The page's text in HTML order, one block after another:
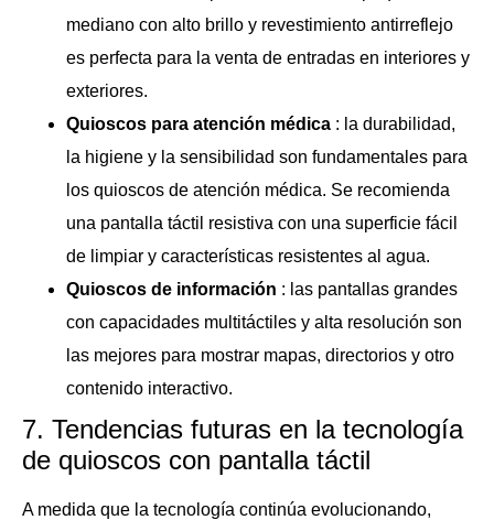
mediano con alto brillo y revestimiento antirreflejo
es perfecta para la venta de entradas en interiores y
exteriores.
Quioscos para atención médica : la durabilidad,
la higiene y la sensibilidad son fundamentales para
los quioscos de atención médica. Se recomienda
una pantalla táctil resistiva con una superficie fácil
de limpiar y características resistentes al agua.
Quioscos de información : las pantallas grandes
con capacidades multitáctiles y alta resolución son
las mejores para mostrar mapas, directorios y otro
contenido interactivo.
7. Tendencias futuras en la tecnología
de quioscos con pantalla táctil
A medida que la tecnología continúa evolucionando,